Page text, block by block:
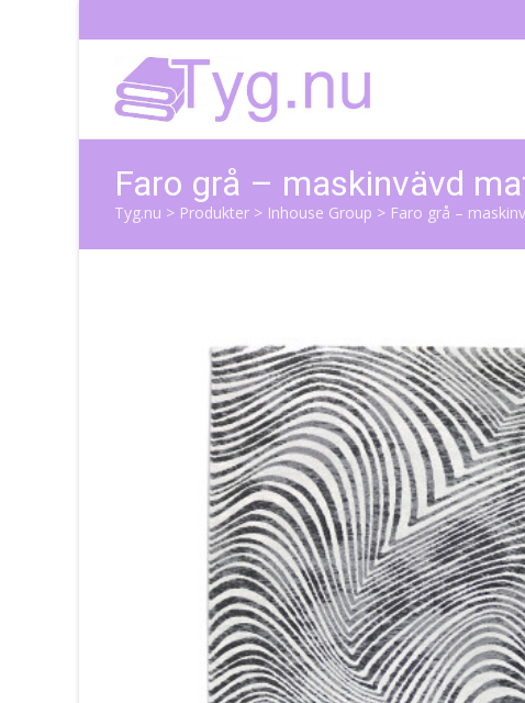
Faro grå – maskinvävd
Tyg.nu > Produkter > Inhouse Group > Faro grå –